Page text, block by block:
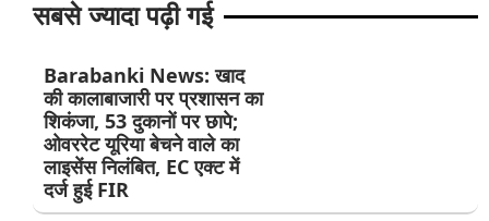
सबसे ज्यादा पढ़ी गई
Barabanki News: खाद
की कालाबाजारी पर प्रशासन का
शिकंजा, 53 दुकानों पर छापे;
ओवररेट यूरिया बेचने वाले का
लाइसेंस निलंबित, EC एक्ट में
दर्ज हुई FIR